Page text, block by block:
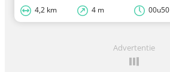
4,2 km 4 m 00u50
Advertentie